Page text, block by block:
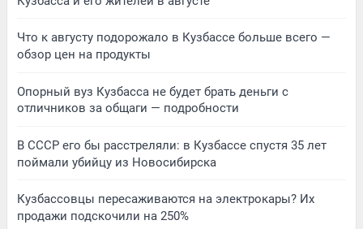
Что к августу подорожало в Кузбассе больше всего —
обзор цен на продукты
Опорный вуз Кузбасса не будет брать деньги с
отличников за общаги — подробности
В СССР его бы расстреляли: в Кузбассе спустя 35 лет
поймали убийцу из Новосибирска
Кузбассовцы пересаживаются на электрокары? Их
продажи подскочили на 250%